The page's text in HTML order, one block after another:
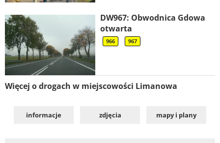
DW967: Obwodnica Gdowa
otwarta
966 967
Więcej o drogach w miejscowości Limanowa
informacje zdjęcia mapy i plany